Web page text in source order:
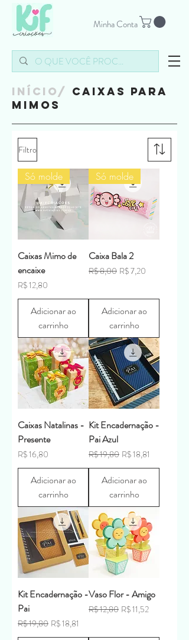
Minha Conta
INÍCIO/ caixas parA
mimos
Filtro
Só molde
Caixas Mimo de
encaixe
Preço
R$ 12,80
Adicionar ao
carrinho
Só molde
Caixa Bala 2
Preço normal
R$ 8,00 Preço promocional
R$ 7,20
Adicionar ao
carrinho
Caixas Natalinas -
Presente
Preço
R$ 16,80
Adicionar ao
carrinho
Kit Encadernação -
Pai Azul
Preço normal
R$ 19,80 Preço promocional
R$ 18,81
Adicionar ao
carrinho
Kit Encadernação -
Pai
Preço normal
R$ 19,80 Preço promocional
R$ 18,81
Vaso Flor - Amigo
Preço normal
R$ 12,80 Preço promocional
R$ 11,52